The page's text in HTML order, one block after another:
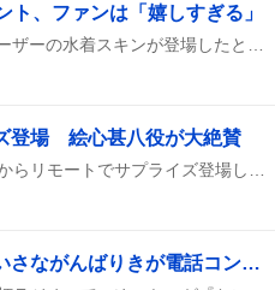
、ファンは「嬉しすぎる」
登場 絵心甚八役が大絶賛
菅井友香の『ぷっはーと乾杯ラジオ』でちいさながんばりきが電話コントとメール紹介、リスナーは「かわいすぎる」